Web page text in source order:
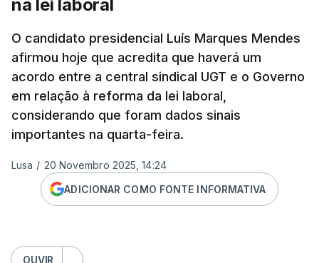
na lei laboral
O candidato presidencial Luís Marques Mendes
afirmou hoje que acredita que haverá um
acordo entre a central sindical UGT e o Governo
em relação à reforma da lei laboral,
considerando que foram dados sinais
importantes na quarta-feira.
Lusa / 20 Novembro 2025, 14:24
ADICIONAR COMO FONTE INFORMATIVA
OUVIR